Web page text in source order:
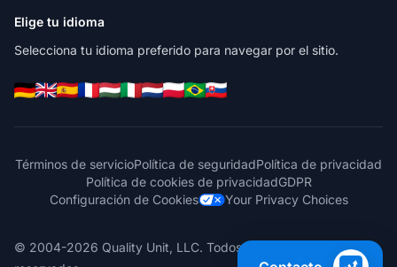
Elige tu idioma
Selecciona tu idioma preferido para navegar por el sitio.
Términos de servicioPolítica de seguridadPolítica de privacidad
Política de cookies de privacidadGDPR
Configuración de Cookies
Your Privacy Choices
© 2004-2026 Quality Unit, LLC. Todos los derechos